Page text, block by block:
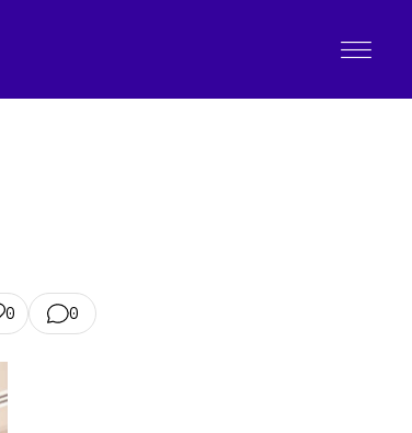
0 0